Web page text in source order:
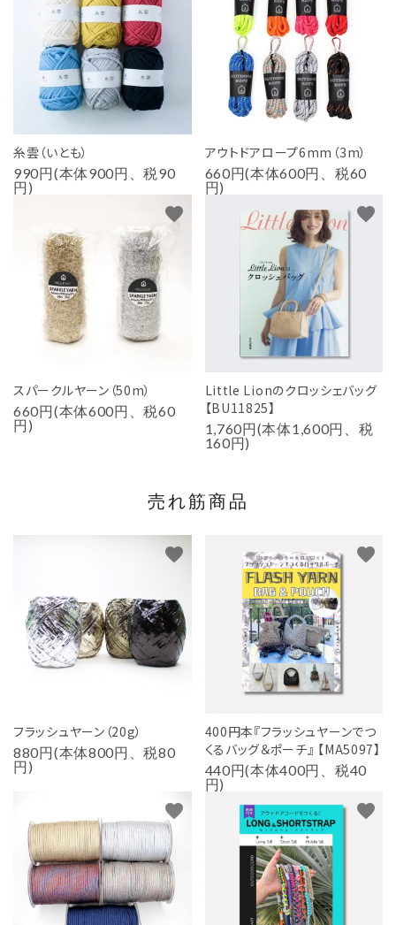
糸雲（いとも）
990円(本体900円、税90
円)
アウトドアロープ6mm（3m）
660円(本体600円、税60
円)
スパークルヤーン（50m）
660円(本体600円、税60
円)
favorite
Little Lionのクロッシェバッグ
【BU11825】
1,760円(本体1,600円、税
160円)
favorite
売れ筋商品
フラッシュヤーン（20g）
880円(本体800円、税80
円)
favorite
400円本『フラッシュヤーンでつ
くるバッグ＆ポーチ』 【MA5097】
440円(本体400円、税40
円)
favorite
favorite favorite